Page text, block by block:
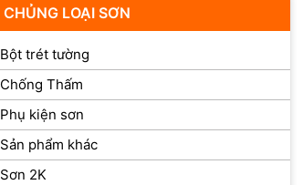
CHỦNG LOẠI SƠN
Bột trét tường
Chống Thấm
Phụ kiện sơn
Sản phẩm khác
Sơn 2K